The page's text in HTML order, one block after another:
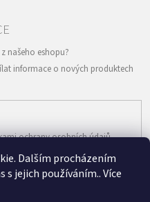
Dalším procházením
jejich používáním.. Více
informace o nových produktech
ochrany osobních údajů